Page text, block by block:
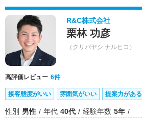
R&C株式会社
栗林 功彦
（クリバヤシ ナルヒコ）
高評価レビュー 6件
接客態度がいい 雰囲気がいい 提案力がある
性別 男性 年代 40代 経験年数 5年